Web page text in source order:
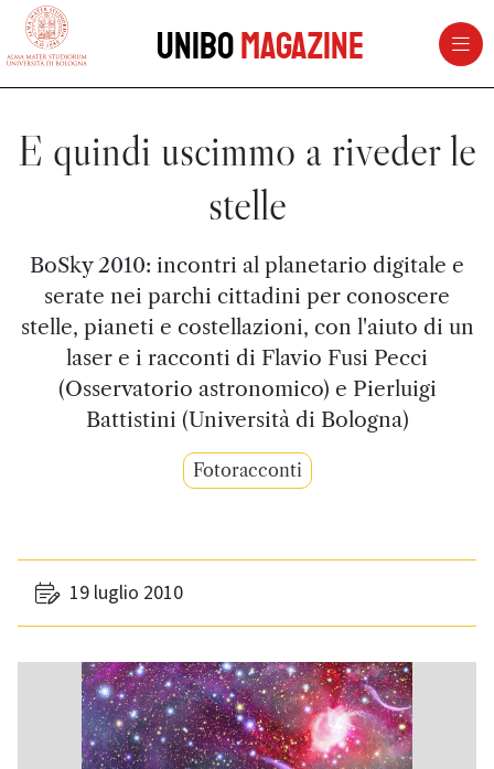
vai al contenuto della pagina
UniboMagazine
E quindi uscimmo a riveder le
stelle
BoSky 2010: incontri al planetario digitale e
serate nei parchi cittadini per conoscere
stelle, pianeti e costellazioni, con l'aiuto di un
laser e i racconti di Flavio Fusi Pecci
(Osservatorio astronomico) e Pierluigi
Battistini (Università di Bologna)
Fotoracconti
19 luglio 2010